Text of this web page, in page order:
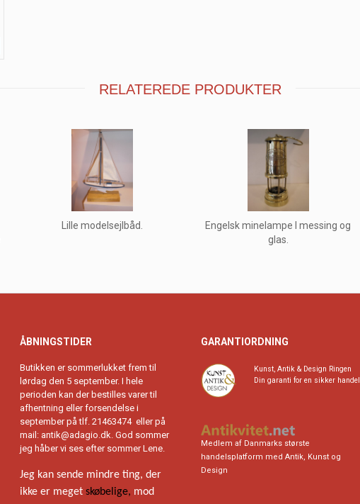
RELATEREDE PRODUKTER
Lille modelsejlbåd.
Engelsk minelampe I messing og
glas.
ÅBNINGSTIDER
Butikken er sommerlukket frem til
lørdag den 5 september. I hele
perioden kan der bestilles varer til
afhentning eller forsendelse i
september på tlf. 21463474 eller på
mail: antik@adagio.dk. God sommer
jeg håber vi ses efter sommer Lene.
Jeg kan sende mindre ting, der
ikke er meget skøbelige, mod
GARANTIORDNING
Kunst, Antik & Design Ringen
Din garanti for en sikker handel
Medlem af Danmarks største
handelsplatform med Antik, Kunst og
Design